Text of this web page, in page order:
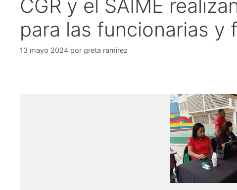
CGR y el SAIME
para las funcionarias y
13 mayo 2024 por greta ramirez